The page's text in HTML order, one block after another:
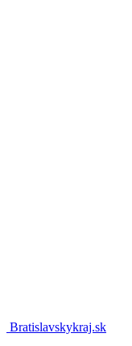
Bratislavskykraj.sk